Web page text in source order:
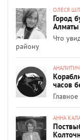
ОЛЕСЯ
Город
Алматы
Что
району
часов
АННА